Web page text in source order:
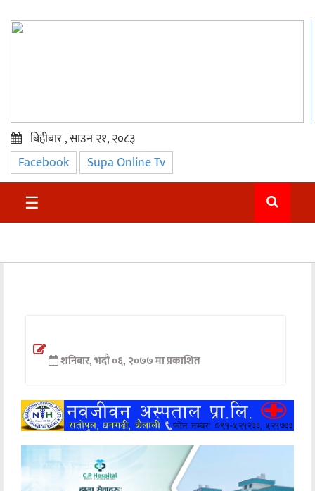
प्रमुख
समाचार
सुदुर
अन्तर्वार्ता
खेलकुद
मनोरञ्जन
अन्य
बिहीबार , साउन २१, २०८३
Facebook Supa Online Tv
☰
शनिबार, भदौ ०६, २०७७ मा प्रकाशित